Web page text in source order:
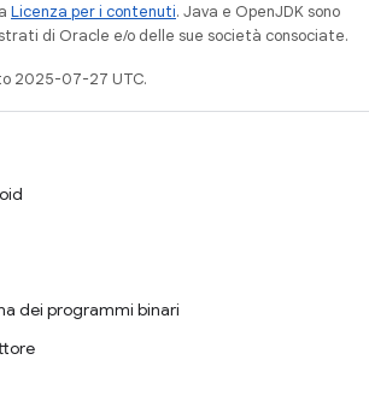
Licenza per i contenuti. Java e OpenJDK sono
di Oracle e/o delle sue società consociate.
2025-07-27 UTC.
dei programmi binari